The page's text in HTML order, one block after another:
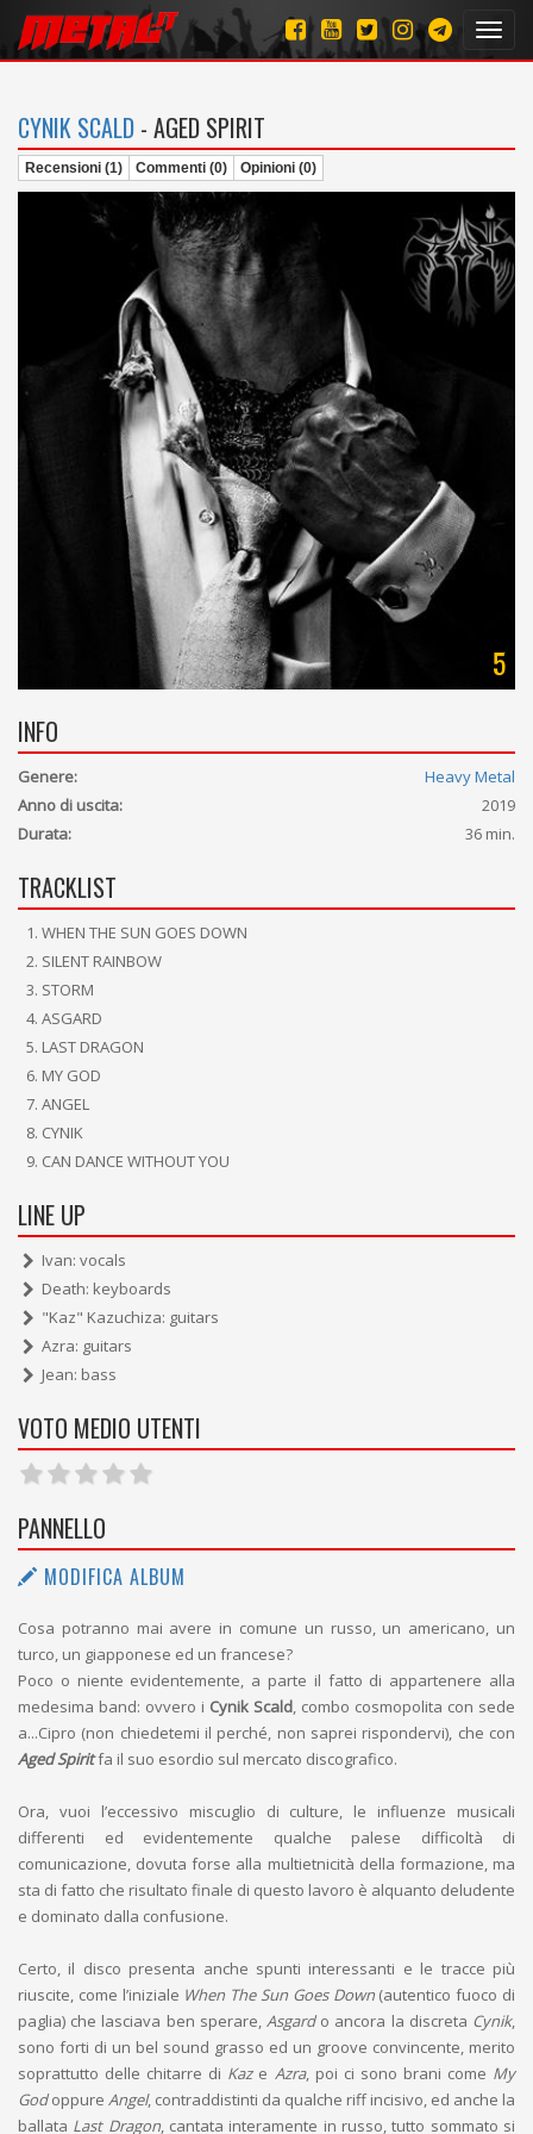
CYNIK SCALD - AGED SPIRIT
Recensioni (1) Commenti (0) Opinioni (0)
5
INFO
Genere:
Heavy Metal
Anno di uscita:
2019
Durata:
36 min.
TRACKLIST
WHEN THE SUN GOES DOWN
SILENT RAINBOW
STORM
ASGARD
LAST DRAGON
MY GOD
ANGEL
CYNIK
CAN DANCE WITHOUT YOU
LINE UP
Ivan: vocals
Death: keyboards
"Kaz" Kazuchiza: guitars
Azra: guitars
Jean: bass
VOTO MEDIO UTENTI
PANNELLO
MODIFICA ALBUM
Cosa potranno mai avere in comune un russo, un americano, un
turco, un giapponese ed un francese?
Poco o niente evidentemente, a parte il fatto di appartenere alla
medesima band: ovvero i Cynik Scald, combo cosmopolita con sede
a...Cipro (non chiedetemi il perché, non saprei rispondervi), che con
Aged Spiritfa il suo esordio sul mercato discografico.
Ora, vuoi l’eccessivo miscuglio di culture, le influenze musicali
differenti ed evidentemente qualche palese difficoltà di
comunicazione, dovuta forse alla multietnicità della formazione, ma
sta di fatto che risultato finale di questo lavoro è alquanto deludente
e dominato dalla confusione.
Certo, il disco presenta anche spunti interessanti e le tracce più
riuscite, come l’iniziale When The Sun Goes Down(autentico fuoco di
paglia) che lasciava ben sperare, Asgardo ancora la discreta Cynik,
sono forti di un bel sound grasso ed un groove convincente, merito
soprattutto delle chitarre di Kaze Azra, poi ci sono brani come My
Godoppure Angel, contraddistinti da qualche riff incisivo, ed anche la
ballata Last Dragon, cantata interamente in russo, tutto sommato si